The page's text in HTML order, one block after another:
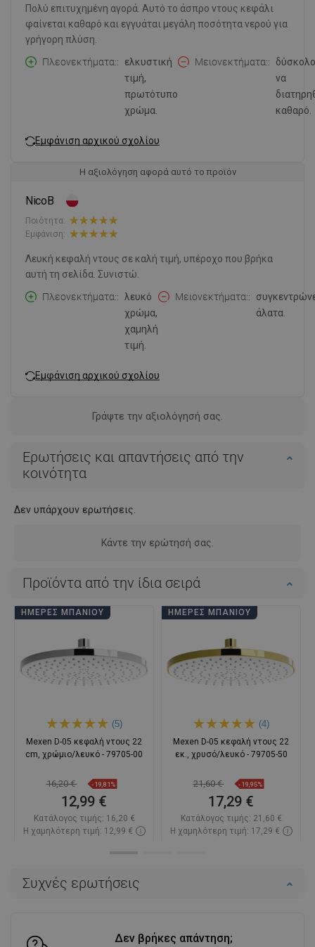
Συχνές ερωτήσεις
Δεν βρήκες απάντηση;
Πολύ επιτυχημένη αγορά. Αυτό το άσπρο ντους κεφάλι
φαίνεται καθαρό και εγγυάται μεγάλη ποσότητα νερού για
γρήγορη πλύση.
Πλεονεκτήματα:
ελκυστική
τιμή,
πρωτότυπο
χρώμα.
Μειονεκτήματα:
δύσκολο
να
καθαρό.
Εμφάνιση αρχικού σχολίου
Η αξιολόγηση αφορά αυτό το προϊόν
NicoB
Ποιότητα:
Εμφάνιση:
Λευκή κεφαλή ντους σε καλή τιμή, υπέροχο που βρήκα
αυτή τη σελίδα. Συνιστώ.
Πλεονεκτήματα:
λευκό
χρώμα,
χαμηλή
τιμή.
Μειονεκτήματα:
άλατα.
Εμφάνιση αρχικού σχολίου
Γράψτε την αξιολόγησή σας.
Ερωτήσεις και απαντήσεις από την
κοινότητα
Δεν υπάρχουν ερωτήσεις.
Κάντε την ερώτησή σας.
Προϊόντα από την ίδια σειρά
ΗΜΈΡΕΣ ΜΠΆΝΙΟΥ
(5)
Mexen D-05 κεφαλή ντους 22
cm, χρώμιο/λευκό - 79705-00
16,20 € -19,81%
12,99 €
Κατάλογος τιμής: 16,20 €
Η χαμηλότερη τιμή: 12,99 €
ΗΜΈΡΕΣ ΜΠΆΝΙΟΥ
(4)
Mexen D-05 κεφαλή ντους 22
εκ., χρυσό/λευκό - 79705-50
21,60 € -19,95%
17,29 €
Κατάλογος τιμής: 21,60 €
Η χαμηλότερη τιμή: 17,29 €